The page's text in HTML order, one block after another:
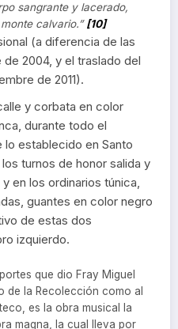
sangrante y lacerado,
calvario.”[10]
(a diferencia de las
2004, y el traslado del
de 2011).
y corbata en color
durante todo el
establecido en Santo
turnos de honor salida y
en los ordinarios túnica,
guantes en color negro
de estas dos
izquierdo.
que dio Fray Miguel
de la Recolección como al
es la obra musical la
magna, la cual lleva por